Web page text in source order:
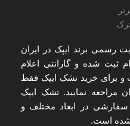
رسمی برند ایپک در ایران
ثبت شده و گارانتی اعلام
و برایخرید تشک ایپک فقط
مراجعه نمایید. تشک ایپک
در ابعاد مختلف و
شده است.